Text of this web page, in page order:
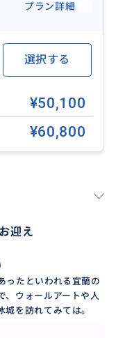
園風景に囲まれ
トや可愛らしい
プラン詳細
選択する
¥50,100
¥60,800
迎え
ったといわれる宜蘭の
、ウォールアートや人
を訪れてみては。